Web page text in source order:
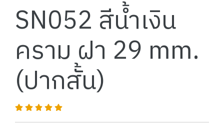
SN052 สีน้ำเงิน
คราม ฝา 29 mm.
(ปากสั้น)